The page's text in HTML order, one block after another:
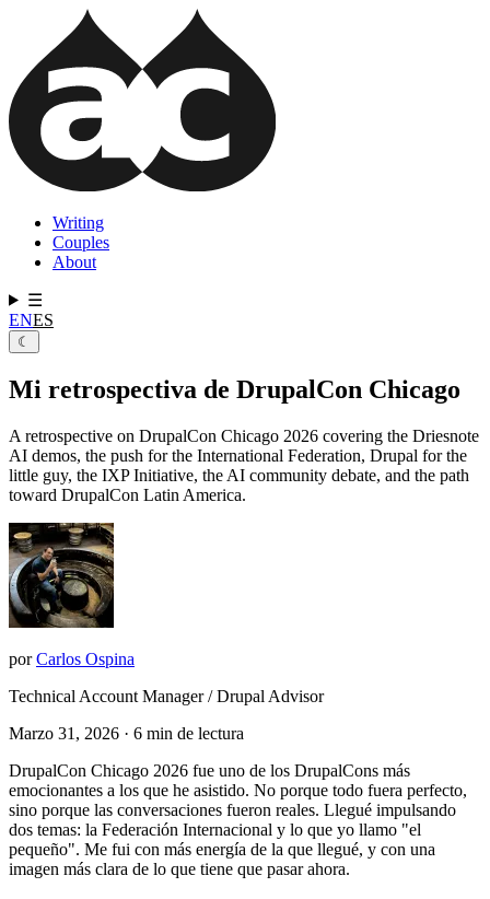
contenido
principal
Navegación
principal
Writing
Couples
About
☰
ENES
☾
Mi retrospectiva de DrupalCon Chicago
A retrospective on DrupalCon Chicago 2026 covering the Driesnote
AI demos, the push for the International Federation, Drupal for the
little guy, the IXP Initiative, the AI community debate, and the path
toward DrupalCon Latin America.
porCarlos Ospina
Technical Account Manager / Drupal Advisor
Marzo 31, 2026 · 6 min de lectura
DrupalCon Chicago 2026 fue uno de los DrupalCons más
emocionantes a los que he asistido. No porque todo fuera perfecto,
sino porque las conversaciones fueron reales. Llegué impulsando
dos temas: la Federación Internacional y lo que yo llamo "el
pequeño". Me fui con más energía de la que llegué, y con una
imagen más clara de lo que tiene que pasar ahora.